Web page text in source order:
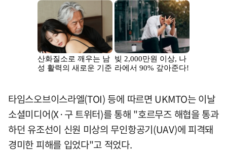
타임스오브이스라엘(TOI) 등에 따르면 UKMTO는 이날
소셜미디어(X·구 트위터)를 통해 "호르무즈 해협을 통과
하던 유조선이 신원 미상의 무인항공기(UAV)에 피격돼
경미한 피해를 입었다"고 적었다.